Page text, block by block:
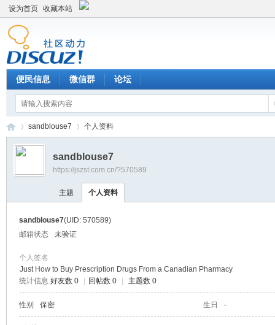
设为首页 收藏本站
便民信息 微信群 论坛
›
sandblouse7 个人资料
sandblouse7
https://jszst.com.cn/?570589
主题 个人资料
sandblouse7(UID: 570589)
邮箱状态
未验证
个人签名
Just How to Buy Prescription Drugs From a Canadian Pharmacy
统计信息 好友数 0 回帖数 0 主题数 0
性别 保密 生日 -